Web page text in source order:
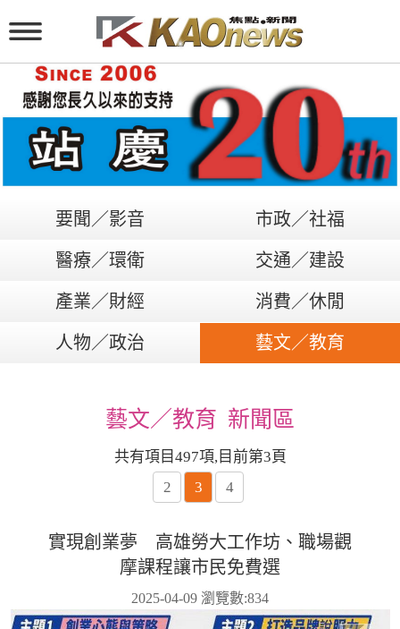
要聞／影音 市政／社福
醫療／環衛 交通／建設
產業／財經 消費／休閒
人物／政治 藝文／教育
藝文／教育 新聞區
共有項目497項,目前第3頁
2
3 4
實現創業夢 高雄勞大工作坊、職場觀
摩課程讓市民免費選
2025-04-09 瀏覽數:834